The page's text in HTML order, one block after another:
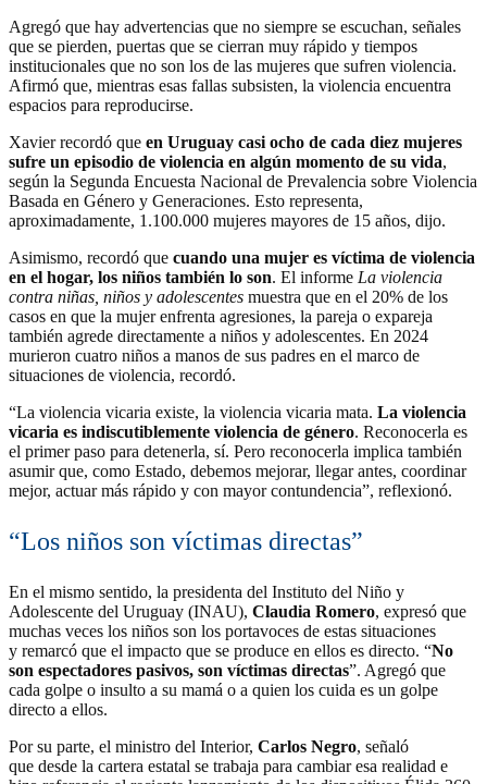
Agregó que hay advertencias que no siempre se escuchan, señales
que se pierden, puertas que se cierran muy rápido y tiempos
institucionales que no son los de las mujeres que sufren violencia.
Afirmó que, mientras esas fallas subsisten, la violencia encuentra
espacios para reproducirse.
Xavier recordó que en Uruguay casi ocho de cada diez mujeres
sufre un episodio de violencia en algún momento de su vida,
según la Segunda Encuesta Nacional de Prevalencia sobre Violencia
Basada en Género y Generaciones. Esto representa,
aproximadamente, 1.100.000 mujeres mayores de 15 años, dijo.
Asimismo, recordó que cuando una mujer es víctima de violencia
en el hogar, los niños también lo son. El informe La violencia
contra niñas, niños y adolescentes muestra que en el 20% de los
casos en que la mujer enfrenta agresiones, la pareja o expareja
también agrede directamente a niños y adolescentes. En 2024
murieron cuatro niños a manos de sus padres en el marco de
situaciones de violencia, recordó.
“La violencia vicaria existe, la violencia vicaria mata. La violencia
vicaria es indiscutiblemente violencia de género. Reconocerla es
el primer paso para detenerla, sí. Pero reconocerla implica también
asumir que, como Estado, debemos mejorar, llegar antes, coordinar
mejor, actuar más rápido y con mayor contundencia”, reflexionó.
“Los niños son víctimas directas”
En el mismo sentido, la presidenta del Instituto del Niño y
Adolescente del Uruguay (INAU), Claudia Romero, expresó que
muchas veces los niños son los portavoces de estas situaciones
y remarcó que el impacto que se produce en ellos es directo. “No
son espectadores pasivos, son víctimas directas”. Agregó que
cada golpe o insulto a su mamá o a quien los cuida es un golpe
directo a ellos.
Por su parte, el ministro del Interior, Carlos Negro, señaló
que desde la cartera estatal se trabaja para cambiar esa realidad e